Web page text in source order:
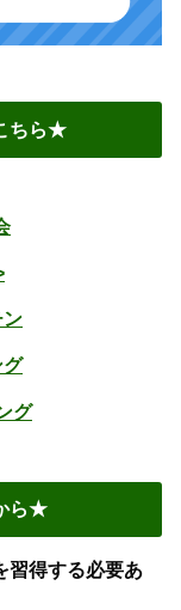
ちら★
グ
ら★
習得する必要あ